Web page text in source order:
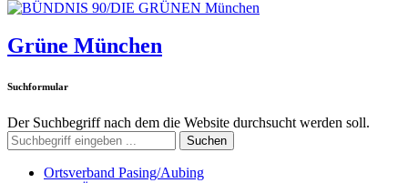
Grüne München
Suchformular
Der Suchbegriff nach dem die Website durchsucht werden soll.
Suchen
Ortsverband Pasing/Aubing